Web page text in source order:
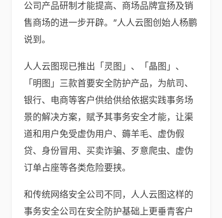
公司产品研制才能提高、商场品牌宣扬及销
售商场的进一步开辟。”人人云图创始人杨鹏
说到。
人人云图现已推出「灵图」、「晶图」、
「明图」三款首要安全防护产品，为航司、
银行、电商等客户供给供给依据实践事务场
景的解决方案，赋予其事务安全才能，让渠
道和用户免受虚伪用户、薅羊毛、虚伪假
贷、身份冒用、买卖诈骗、歹意爬虫、虚伪
订单占座等各类危险要挟。
和传统网络安全公司不同，人人云图这样的
事务安全公司在安全防护基础上更垂青客户